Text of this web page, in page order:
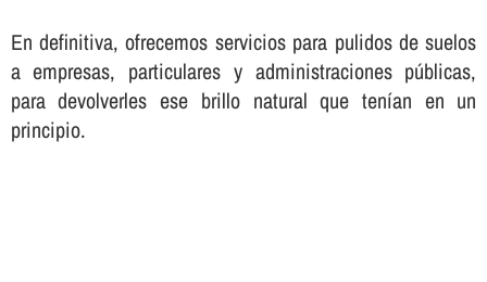
En definitiva, ofrecemos servicios para pulidos de suelos
a empresas, particulares y administraciones públicas,
para devolverles ese brillo natural que tení­an en un
principio.